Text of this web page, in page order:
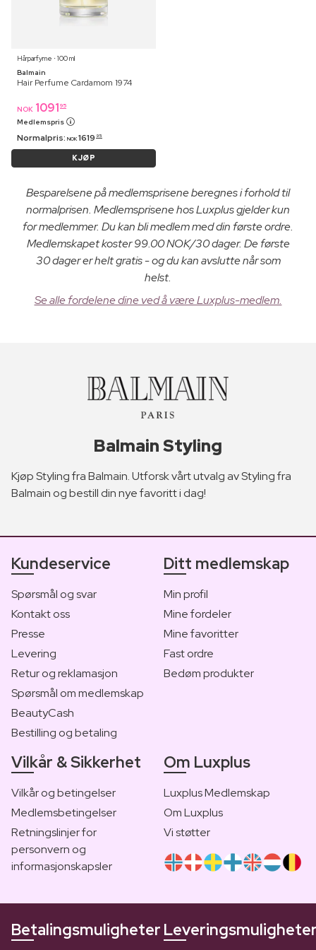
Hårparfyme ⋅ 100 ml
Balmain
Hair Perfume Cardamom 1974
NOK 1091 95
Medlemspris
Normalpris: NOK 1619 95
KJØP
Besparelsene på medlemsprisene beregnes i forhold til
normalprisen. Medlemsprisene hos Luxplus gjelder kun
for medlemmer. Du kan bli medlem med din første ordre.
Medlemskapet koster 99.00 NOK/30 dager. De første
30 dager er helt gratis - og du kan avslutte når som
helst.
Se alle fordelene dine ved å være Luxplus-medlem.
Balmain Styling
Kjøp Styling fra Balmain. Utforsk vårt utvalg av Styling fra
Balmain og bestill din nye favoritt i dag!
Kundeservice
Spørsmål og svar
Kontakt oss
Presse
Levering
Retur og reklamasjon
Spørsmål om medlemskap
BeautyCash
Bestilling og betaling
Ditt medlemskap
Min profil
Mine fordeler
Mine favoritter
Fast ordre
Bedøm produkter
Vilkår & Sikkerhet
Vilkår og betingelser
Medlemsbetingelser
Retningslinjer for
personvern og
informasjonskapsler
Om Luxplus
Luxplus Medlemskap
Om Luxplus
Vi støtter
Betalingsmuligheter